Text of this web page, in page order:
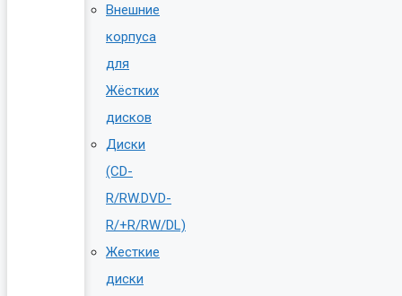
Внешние
корпуса
для
Жёстких
дисков
Диски
(CD-
R/RW.DVD-
R/+R/RW/DL)
Жесткие
диски